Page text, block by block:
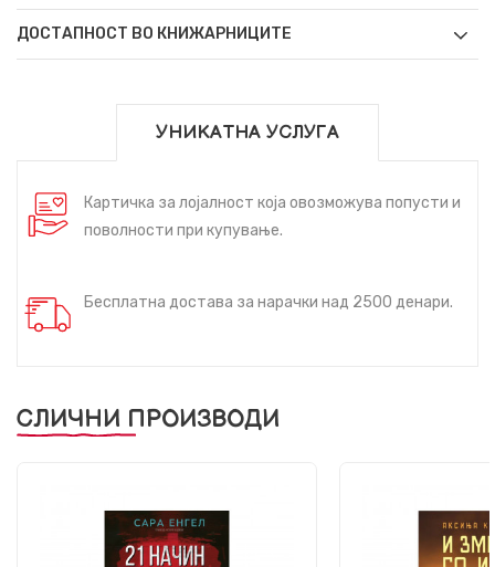
ДОСТАПНОСТ ВО КНИЖАРНИЦИТЕ
УНИКАТНА УСЛУГА
Картичка за лојалност која овозможува попусти и
поволности при купување.
Бесплатна достава за нарачки над 2500 денари.
СЛИЧНИ ПРОИЗВОДИ